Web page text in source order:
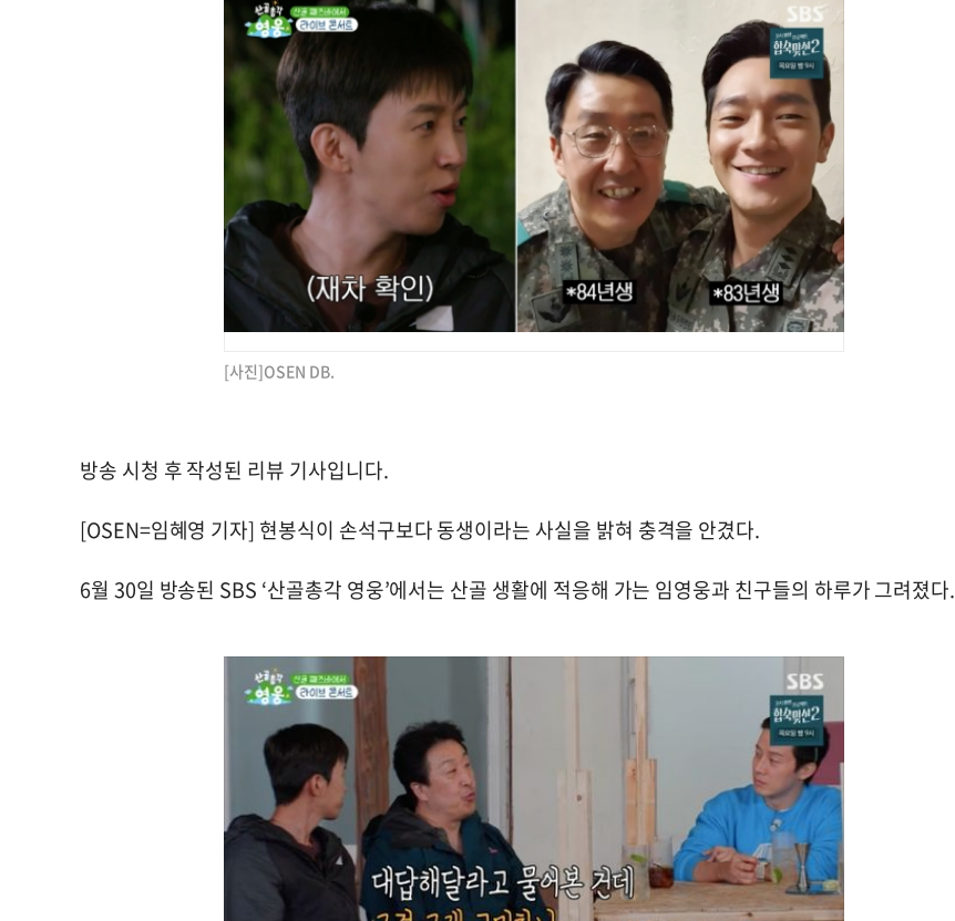
[사진]OSEN DB.
방송 시청 후 작성된 리뷰 기사입니다.
[OSEN=임혜영 기자] 현봉식이 손석구보다 동생이라는 사실을 밝혀 충격을 안겼다.
6월 30일 방송된 SBS ‘산골총각 영웅’에서는 산골 생활에 적응해 가는 임영웅과 친구들의 하루가 그려졌다.